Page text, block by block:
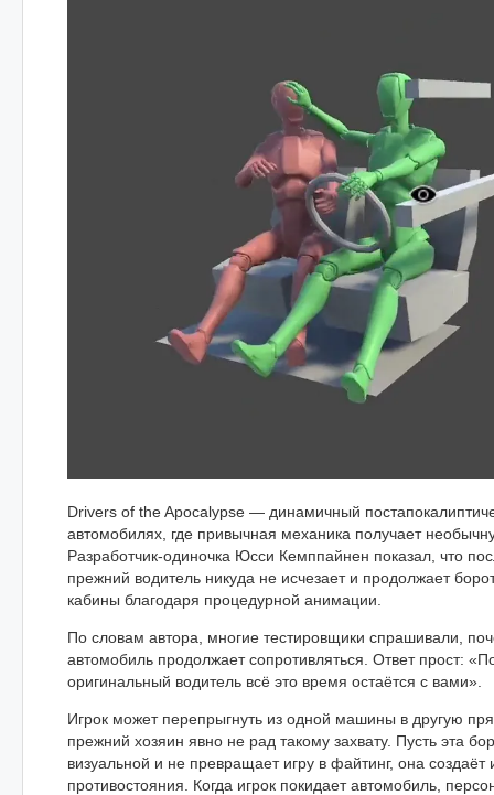
Drivers of the Apocalypse — динамичный
автомобилях, где привычная механика получает
Разработчик-одиночка Юсси Кемппайнен показал, что
прежний водитель никуда не исчезает и продолжает
кабины благодаря процедурной анимации.
По словам автора, многие тестировщики спрашивали,
автомобиль продолжает сопротивляться. Ответ прост:
оригинальный водитель всё это время остаётся с вами».
Игрок может перепрыгнуть из одной машины в другую
прежний хозяин явно не рад такому захвату. Пусть эта
визуальной и не превращает игру в файтинг, она
противостояния. Когда игрок покидает автомобиль,